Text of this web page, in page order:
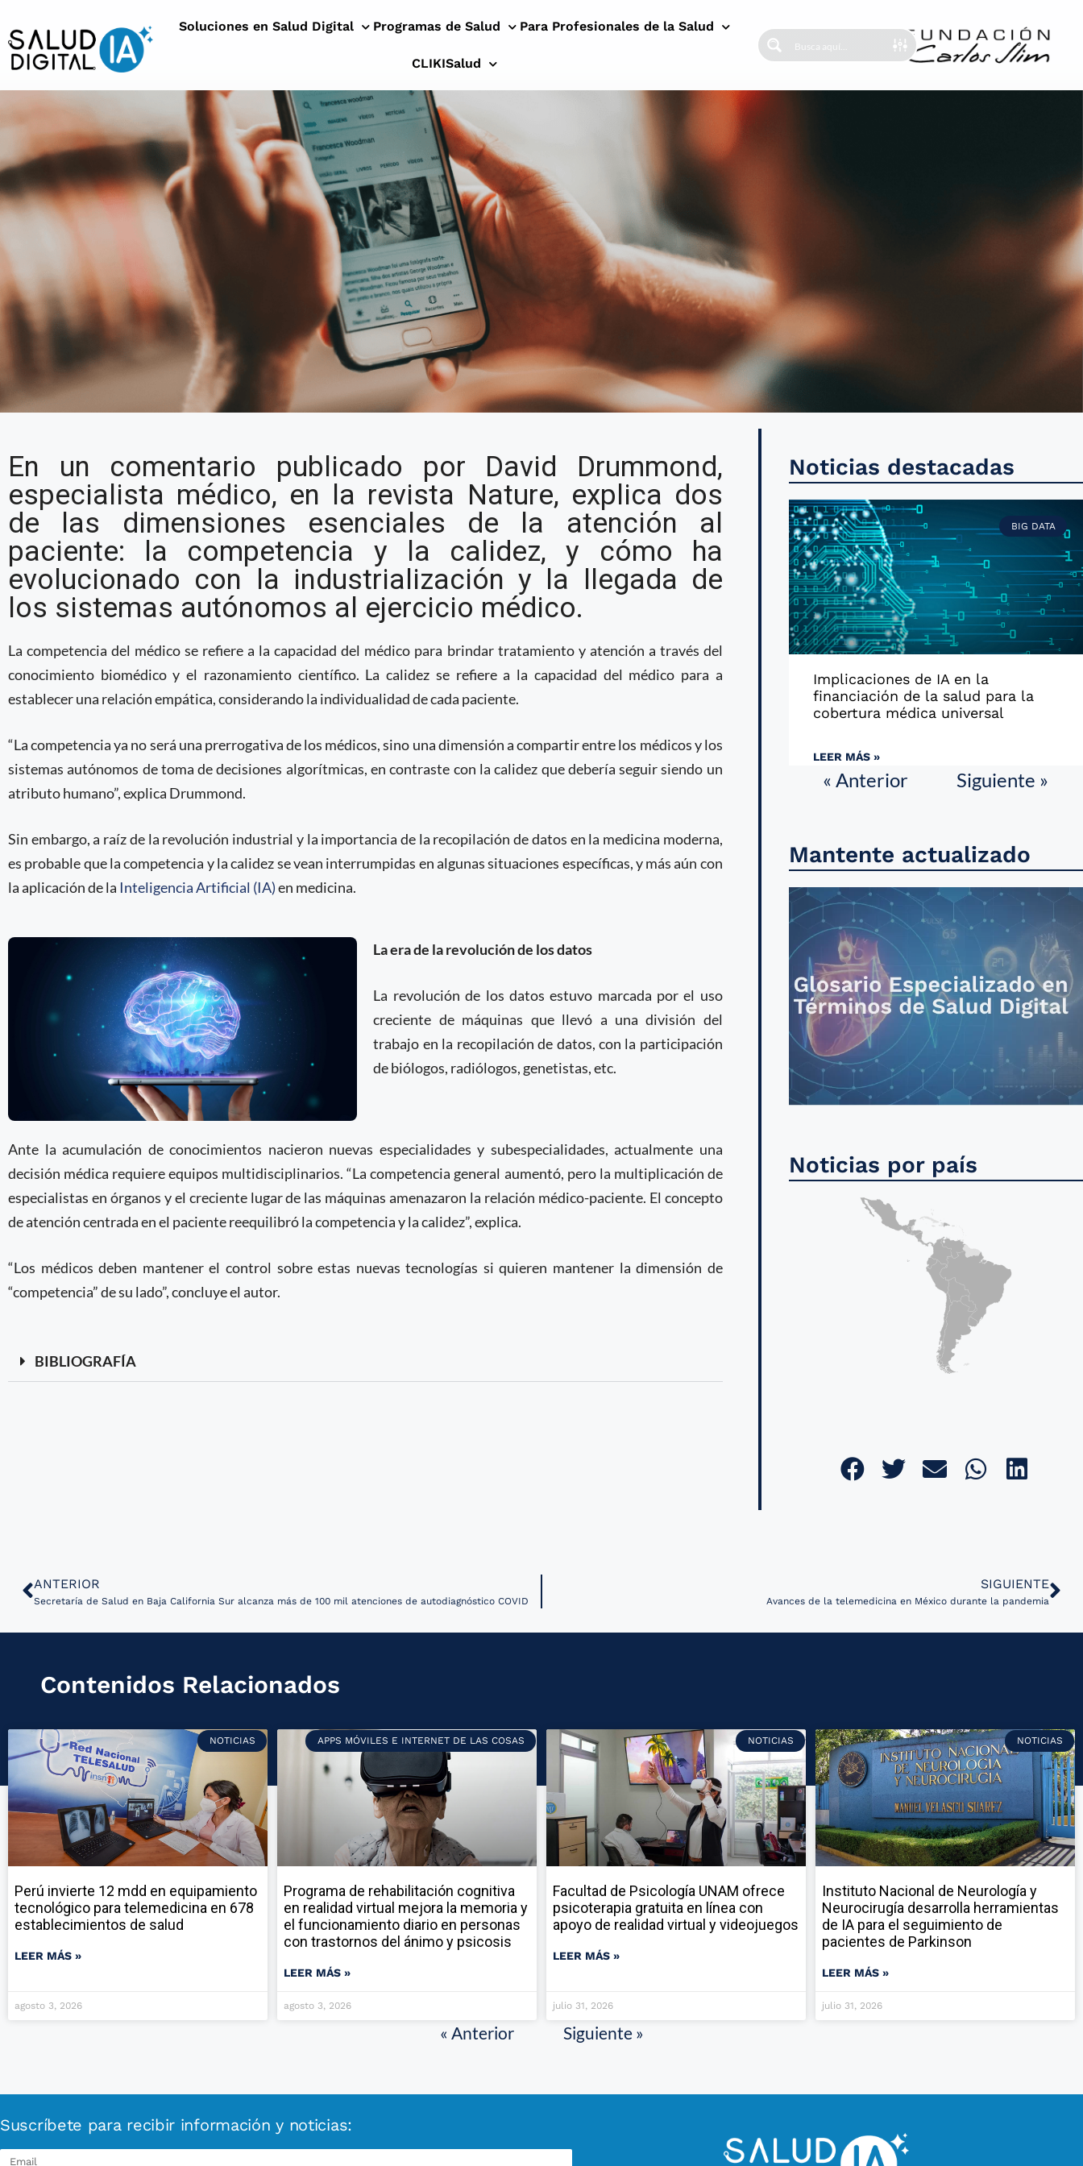
Soluciones en Salud Digital Programas de Salud Para Profesionales de la Salud
CLIKISalud
El lugar del médico en la era de la
Inteligencia Artificial
En un comentario publicado por David Drummond,
especialista médico, en la revista Nature, explica dos
de las dimensiones esenciales de la atención al
paciente: la competencia y la calidez, y cómo ha
evolucionado con la industrialización y la llegada de
los sistemas autónomos al ejercicio médico.
La competencia del médico se refiere a la capacidad del médico para brindar tratamiento y atención a través del
conocimiento biomédico y el razonamiento científico. La calidez se refiere a la capacidad del médico para a
establecer una relación empática, considerando la individualidad de cada paciente.
“La competencia ya no será una prerrogativa de los médicos, sino una dimensión a compartir entre los médicos y los
sistemas autónomos de toma de decisiones algorítmicas, en contraste con la calidez que debería seguir siendo un
atributo humano”, explica Drummond.
Sin embargo, a raíz de la revolución industrial y la importancia de la recopilación de datos en la medicina moderna,
es probable que la competencia y la calidez se vean interrumpidas en algunas situaciones específicas, y más aún con
la aplicación de la Inteligencia Artificial (IA)en medicina.
La era de la revolución de los datos
La revolución de los datos estuvo marcada por el uso
creciente de máquinas que llevó a una división del
trabajo en la recopilación de datos, con la participación
de biólogos, radiólogos, genetistas, etc.
Ante la acumulación de conocimientos nacieron nuevas especialidades y subespecialidades, actualmente una
decisión médica requiere equipos multidisciplinarios. “La competencia general aumentó, pero la multiplicación de
especialistas en órganos y el creciente lugar de las máquinas amenazaron la relación médico-paciente. El concepto
de atención centrada en el paciente reequilibró la competencia y la calidez”, explica.
“Los médicos deben mantener el control sobre estas nuevas tecnologías si quieren mantener la dimensión de
“competencia” de su lado”, concluye el autor.
BIBLIOGRAFÍA
Noticias destacadas
BIG DATA
Implicaciones de IA en la
financiación de la salud para la
cobertura médica universal
LEER MÁS »
« Anterior Siguiente »
Mantente actualizado
Noticias por país
ANTERIOR
Secretaría de Salud en Baja California Sur alcanza más de 100 mil atenciones de autodiagnóstico COVID
SIGUIENTE
Avances de la telemedicina en México durante la pandemia
Contenidos Relacionados
NOTICIAS
Perú invierte 12 mdd en equipamiento
tecnológico para telemedicina en 678
establecimientos de salud
LEER MÁS »
agosto 3, 2026
APPS MÓVILES E INTERNET DE LAS COSAS
Programa de rehabilitación cognitiva
en realidad virtual mejora la memoria y
el funcionamiento diario en personas
con trastornos del ánimo y psicosis
LEER MÁS »
agosto 3, 2026
NOTICIAS
Facultad de Psicología UNAM ofrece
psicoterapia gratuita en línea con
apoyo de realidad virtual y videojuegos
LEER MÁS »
julio 31, 2026
NOTICIAS
Instituto Nacional de Neurología y
Neurocirugía desarrolla herramientas
de IA para el seguimiento de
pacientes de Parkinson
LEER MÁS »
julio 31, 2026
« Anterior Siguiente »
Suscríbete para recibir información y noticias: